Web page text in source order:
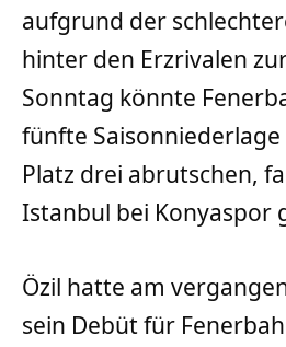
aufgrund der
hinter den Erzrivalen
Sonntag könnte
fünfte
Platz drei abrutschen,
Istanbul bei Konyaspor
Özil hatte am
sein Debüt für